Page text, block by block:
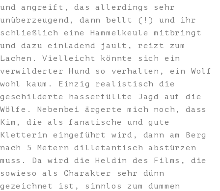
und angreift, das allerdings sehr
unüberzeugend, dann bellt (!) und ihr
schließlich eine Hammelkeule mitbringt
und dazu einladend jault, reizt zum
Lachen. Vielleicht könnte sich ein
verwilderter Hund so verhalten, ein Wolf
wohl kaum. Einzig realistisch die
geschilderte hasserfüllte Jagd auf die
Wölfe. Nebenbei ärgerte mich noch, dass
Kim, die als fanatische und gute
Kletterin eingeführt wird, dann am Berg
nach 5 Metern dilletantisch abstürzen
muss. Da wird die Heldin des Films, die
sowieso als Charakter sehr dünn
gezeichnet ist, sinnlos zum dummen